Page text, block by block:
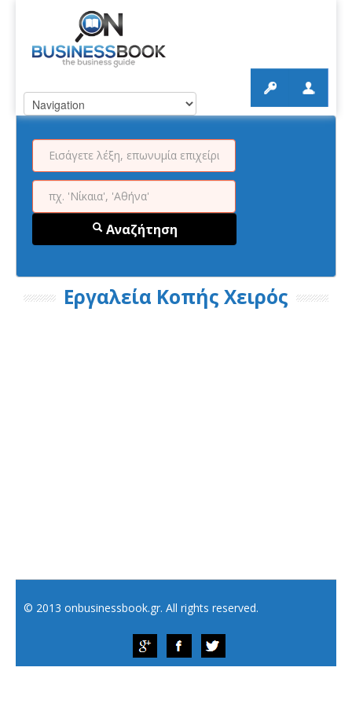
Αναζήτηση
Εργαλεία Κοπής Χειρός
© 2013 onbusinessbook.gr. All rights reserved.